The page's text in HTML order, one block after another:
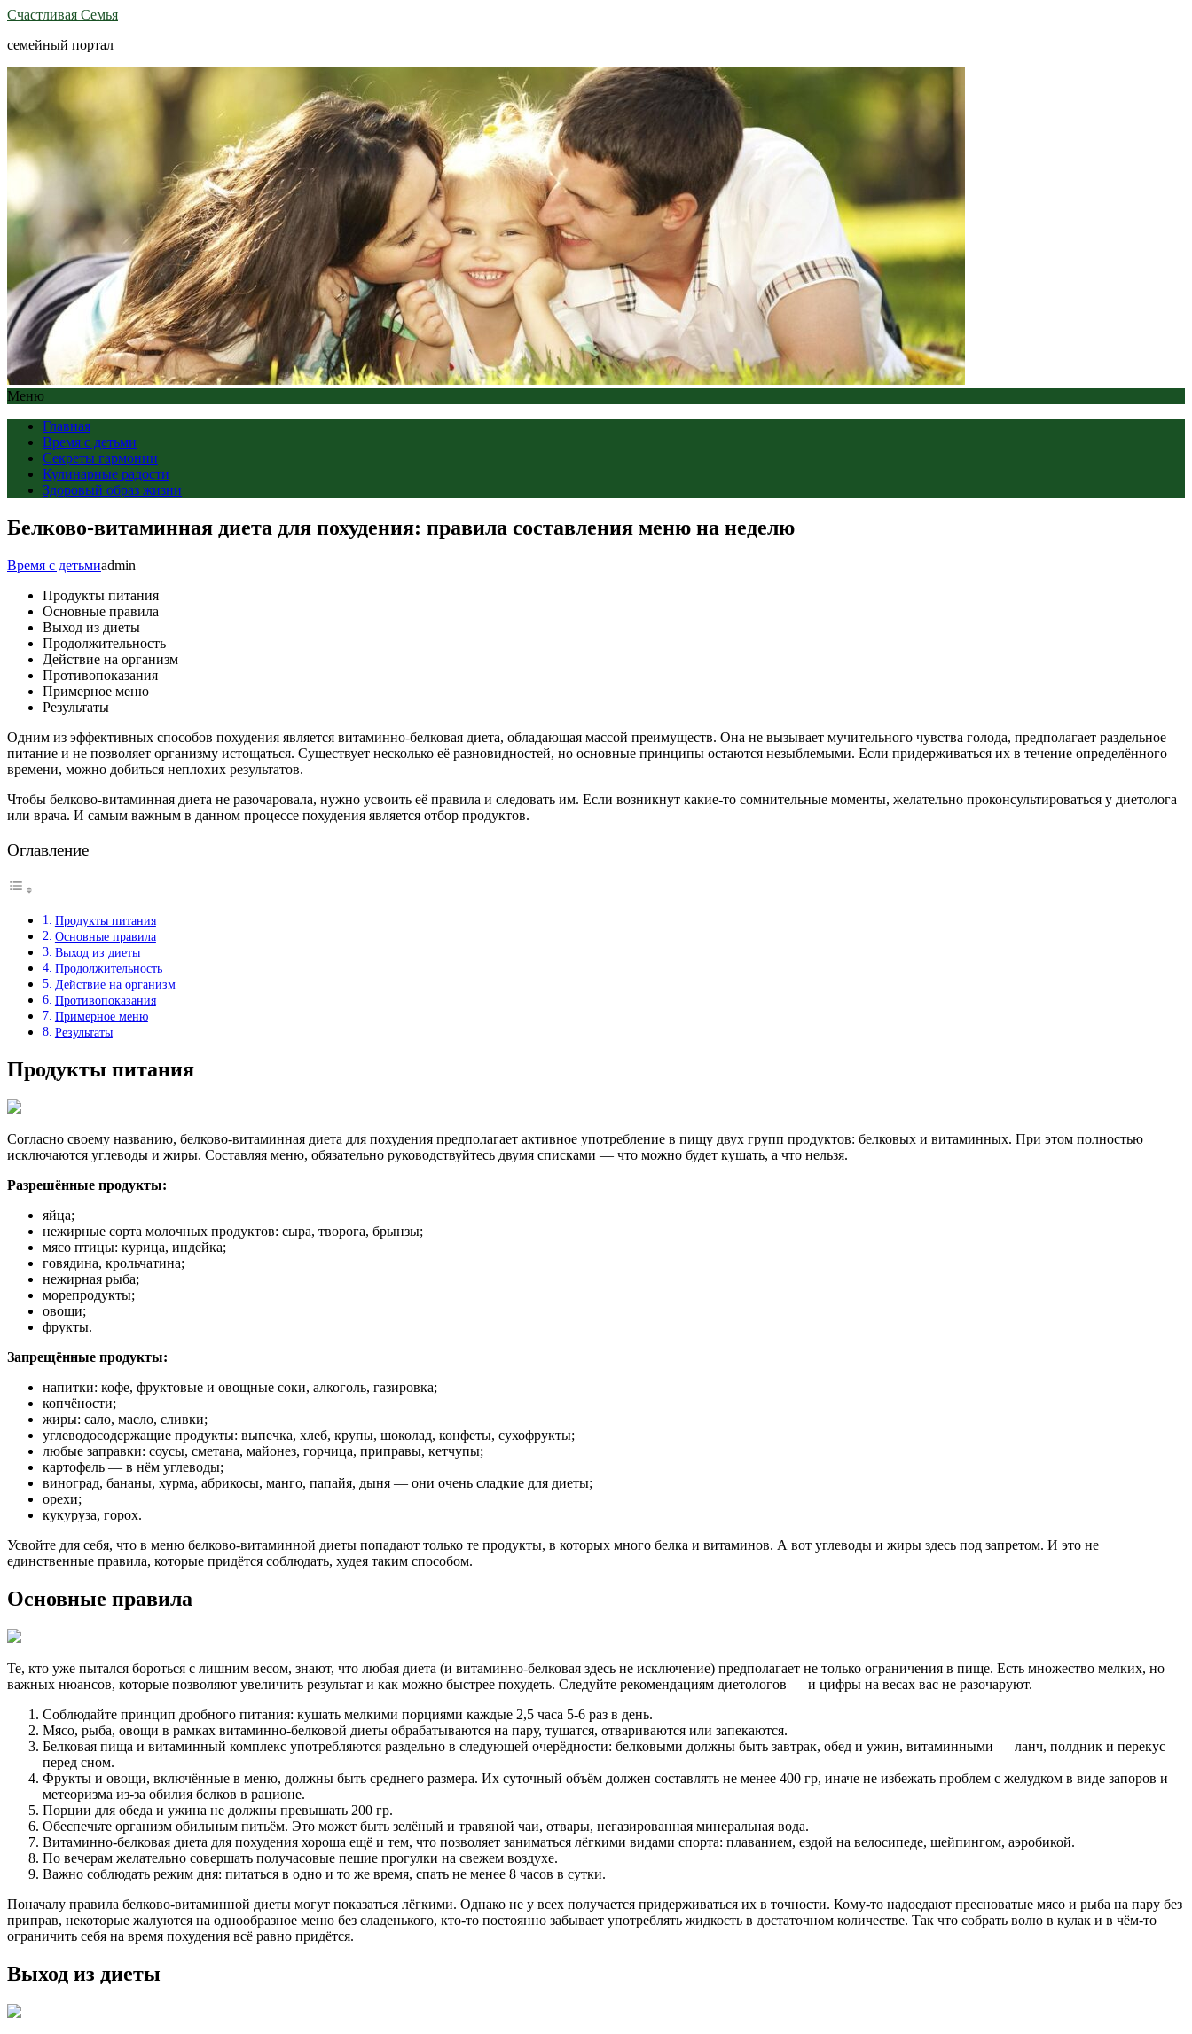
Счастливая Семья
семейный портал
Меню
Главная
Время с детьми
Секреты гармонии
Кулинарные радости
Здоровый образ жизни
Белково-витаминная диета для похудения: правила составления меню на неделю
Время с детьмиadmin
Продукты питания
Основные правила
Выход из диеты
Продолжительность
Действие на организм
Противопоказания
Примерное меню
Результаты
Одним из эффективных способов похудения является витаминно-белковая диета, обладающая массой преимуществ. Она не вызывает мучительного чувства голода, предполагает раздельное
питание и не позволяет организму истощаться. Существует несколько её разновидностей, но основные принципы остаются незыблемыми. Если придерживаться их в течение определённого
времени, можно добиться неплохих результатов.
Чтобы белково-витаминная диета не разочаровала, нужно усвоить её правила и следовать им. Если возникнут какие-то сомнительные моменты, желательно проконсультироваться у диетолога
или врача. И самым важным в данном процессе похудения является отбор продуктов.
Оглавление
Продукты питания
Основные правила
Выход из диеты
Продолжительность
Действие на организм
Противопоказания
Примерное меню
Результаты
Продукты питания
Согласно своему названию, белково-витаминная диета для похудения предполагает активное употребление в пищу двух групп продуктов: белковых и витаминных. При этом полностью
исключаются углеводы и жиры. Составляя меню, обязательно руководствуйтесь двумя списками — что можно будет кушать, а что нельзя.
Разрешённые продукты:
яйца;
нежирные сорта молочных продуктов: сыра, творога, брынзы;
мясо птицы: курица, индейка;
говядина, крольчатина;
нежирная рыба;
морепродукты;
овощи;
фрукты.
Запрещённые продукты:
напитки: кофе, фруктовые и овощные соки, алкоголь, газировка;
копчёности;
жиры: сало, масло, сливки;
углеводосодержащие продукты: выпечка, хлеб, крупы, шоколад, конфеты, сухофрукты;
любые заправки: соусы, сметана, майонез, горчица, приправы, кетчупы;
картофель — в нём углеводы;
виноград, бананы, хурма, абрикосы, манго, папайя, дыня — они очень сладкие для диеты;
орехи;
кукуруза, горох.
Усвойте для себя, что в меню белково-витаминной диеты попадают только те продукты, в которых много белка и витаминов. А вот углеводы и жиры здесь под запретом. И это не
единственные правила, которые придётся соблюдать, худея таким способом.
Основные правила
Те, кто уже пытался бороться с лишним весом, знают, что любая диета (и витаминно-белковая здесь не исключение) предполагает не только ограничения в пище. Есть множество мелких, но
важных нюансов, которые позволяют увеличить результат и как можно быстрее похудеть. Следуйте рекомендациям диетологов — и цифры на весах вас не разочаруют.
Соблюдайте принцип дробного питания: кушать мелкими порциями каждые 2,5 часа 5-6 раз в день.
Мясо, рыба, овощи в рамках витаминно-белковой диеты обрабатываются на пару, тушатся, отвариваются или запекаются.
Белковая пища и витаминный комплекс употребляются раздельно в следующей очерёдности: белковыми должны быть завтрак, обед и ужин, витаминными — ланч, полдник и перекус
перед сном.
Фрукты и овощи, включённые в меню, должны быть среднего размера. Их суточный объём должен составлять не менее 400 гр, иначе не избежать проблем с желудком в виде запоров и
метеоризма из-за обилия белков в рационе.
Порции для обеда и ужина не должны превышать 200 гр.
Обеспечьте организм обильным питьём. Это может быть зелёный и травяной чаи, отвары, негазированная минеральная вода.
Витаминно-белковая диета для похудения хороша ещё и тем, что позволяет заниматься лёгкими видами спорта: плаванием, ездой на велосипеде, шейпингом, аэробикой.
По вечерам желательно совершать получасовые пешие прогулки на свежем воздухе.
Важно соблюдать режим дня: питаться в одно и то же время, спать не менее 8 часов в сутки.
Поначалу правила белково-витаминной диеты могут показаться лёгкими. Однако не у всех получается придерживаться их в точности. Кому-то надоедают пресноватые мясо и рыба на пару без
приправ, некоторые жалуются на однообразное меню без сладенького, кто-то постоянно забывает употреблять жидкость в достаточном количестве. Так что собрать волю в кулак и в чём-то
ограничить себя на время похудения всё равно придётся.
Выход из диеты